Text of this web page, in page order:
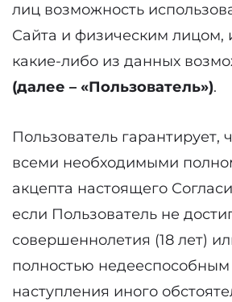
лиц возможность
Сайта и физическим
какие-либо из данных
(далее – «Пользователь»).
Пользователь гарантирует,
всеми необходимыми
акцепта настоящего
если Пользователь не
совершеннолетия (18 лет)
полностью недееспособным
наступления иного